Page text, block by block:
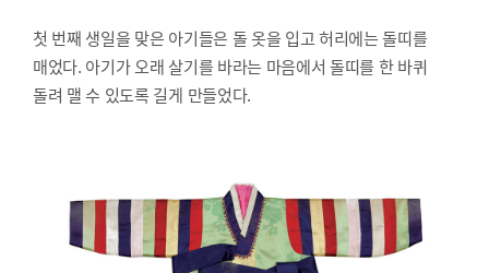
첫 번째 생일을 맞은 아기들은 돌 옷을 입고 허리에는 돌띠를
매었다. 아기가 오래 살기를 바라는 마음에서 돌띠를 한 바퀴
돌려 맬 수 있도록 길게 만들었다.